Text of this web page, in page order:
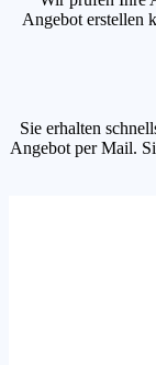
Angebot erstellen
Sie erhalten
Angebot per Mail.